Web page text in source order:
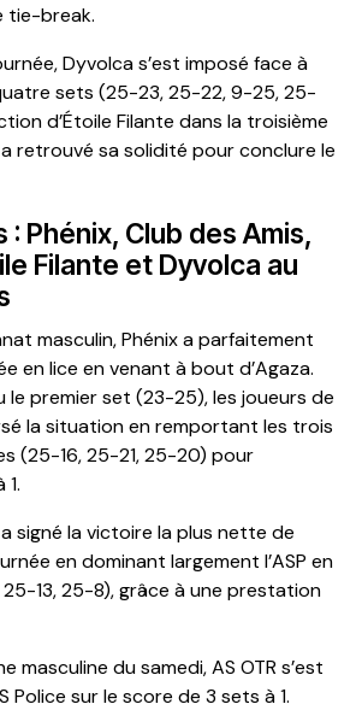
tie-break.
Dyvolca s’est imposé face à
sets (25-23, 25-22, 9-25, 25-
d’Étoile Filante dans la troisième
retrouvé sa solidité pour conclure le
: Phénix, Club des Amis,
Filante et Dyvolca au
masculin, Phénix a parfaitement
en lice en venant à bout d’Agaza.
le premier set (23-25), les joueurs de
la situation en remportant les trois
(25-16, 25-21, 25-20) pour
signé la victoire la plus nette de
en dominant largement l’ASP en
13, 25-8), grâce à une prestation
masculine du samedi, AS OTR s’est
Police sur le score de 3 sets à 1.